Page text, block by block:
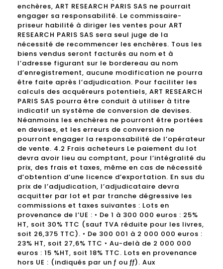
enchères, ART RESEARCH PARIS SAS ne pourrait
engager sa responsabilité. Le commissaire-
priseur habilité à diriger les ventes pour ART
RESEARCH PARIS SAS sera seul juge de la
nécessité de recommencer les enchères. Tous les
biens vendus seront facturés au nom et à
l’adresse figurant sur le bordereau au nom
d’enregistrement, aucune modification ne pourra
être faite après l’adjudication. Pour faciliter les
calculs des acquéreurs potentiels, ART RESEARCH
PARIS SAS pourra être conduit à utiliser à titre
indicatif un système de conversion de devises.
Néanmoins les enchères ne pourront être portées
en devises, et les erreurs de conversion ne
pourront engager la responsabilité de l’opérateur
de vente. 4.2 Frais acheteurs Le paiement du lot
devra avoir lieu au comptant, pour l’intégralité du
prix, des frais et taxes, même en cas de nécessité
d’obtention d’une licence d’exportation. En sus du
prix de l’adjudication, l’adjudicataire devra
acquitter par lot et par tranche dégressive les
commissions et taxes suivantes : Lots en
provenance de l’UE : • De 1 à 300 000 euros : 25%
HT, soit 30% TTC (sauf TVA réduite pour les livres,
soit 26,375 TTC). • De 300 001 à 2 000 000 euros :
23% HT, soit 27,6% TTC • Au-delà de 2 000 000
euros : 15 %HT, soit 18% TTC. Lots en provenance
hors UE : (indiqués par un ƒ ou ƒƒ). Aux